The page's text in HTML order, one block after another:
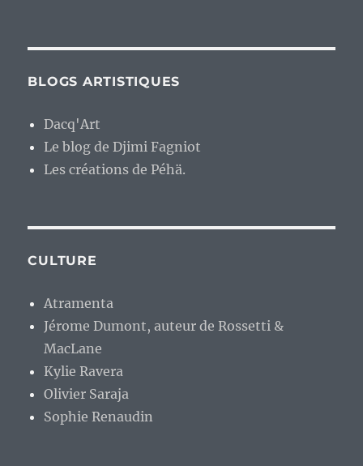
BLOGS ARTISTIQUES
Dacq'Art
Le blog de Djimi Fagniot
Les créations de Péhä.
CULTURE
Atramenta
Jérome Dumont, auteur de Rossetti &
MacLane
Kylie Ravera
Olivier Saraja
Sophie Renaudin